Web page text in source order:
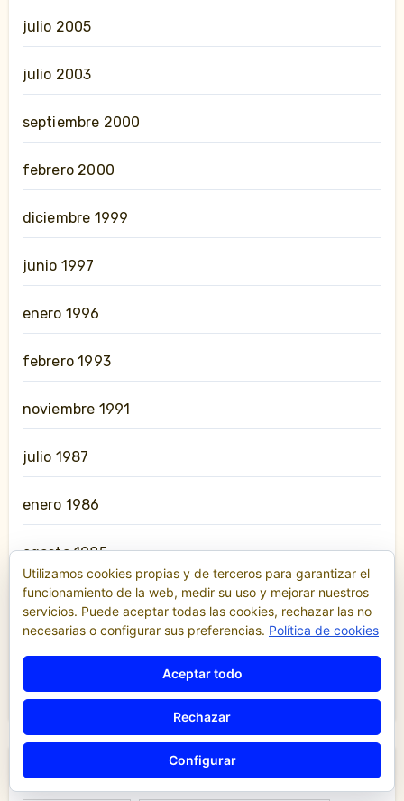
julio 2005
julio 2003
septiembre 2000
febrero 2000
diciembre 1999
junio 1997
enero 1996
febrero 1993
noviembre 1991
julio 1987
enero 1986
agosto 1985
enero 1983
noviembre 1964
Utilizamos cookies propias y de terceros para garantizar el
funcionamiento de la web, medir su uso y mejorar nuestros
servicios. Puede aceptar todas las cookies, rechazar las no
necesarias o configurar sus preferencias. Política de cookies
Aceptar todo
Rechazar
Configurar